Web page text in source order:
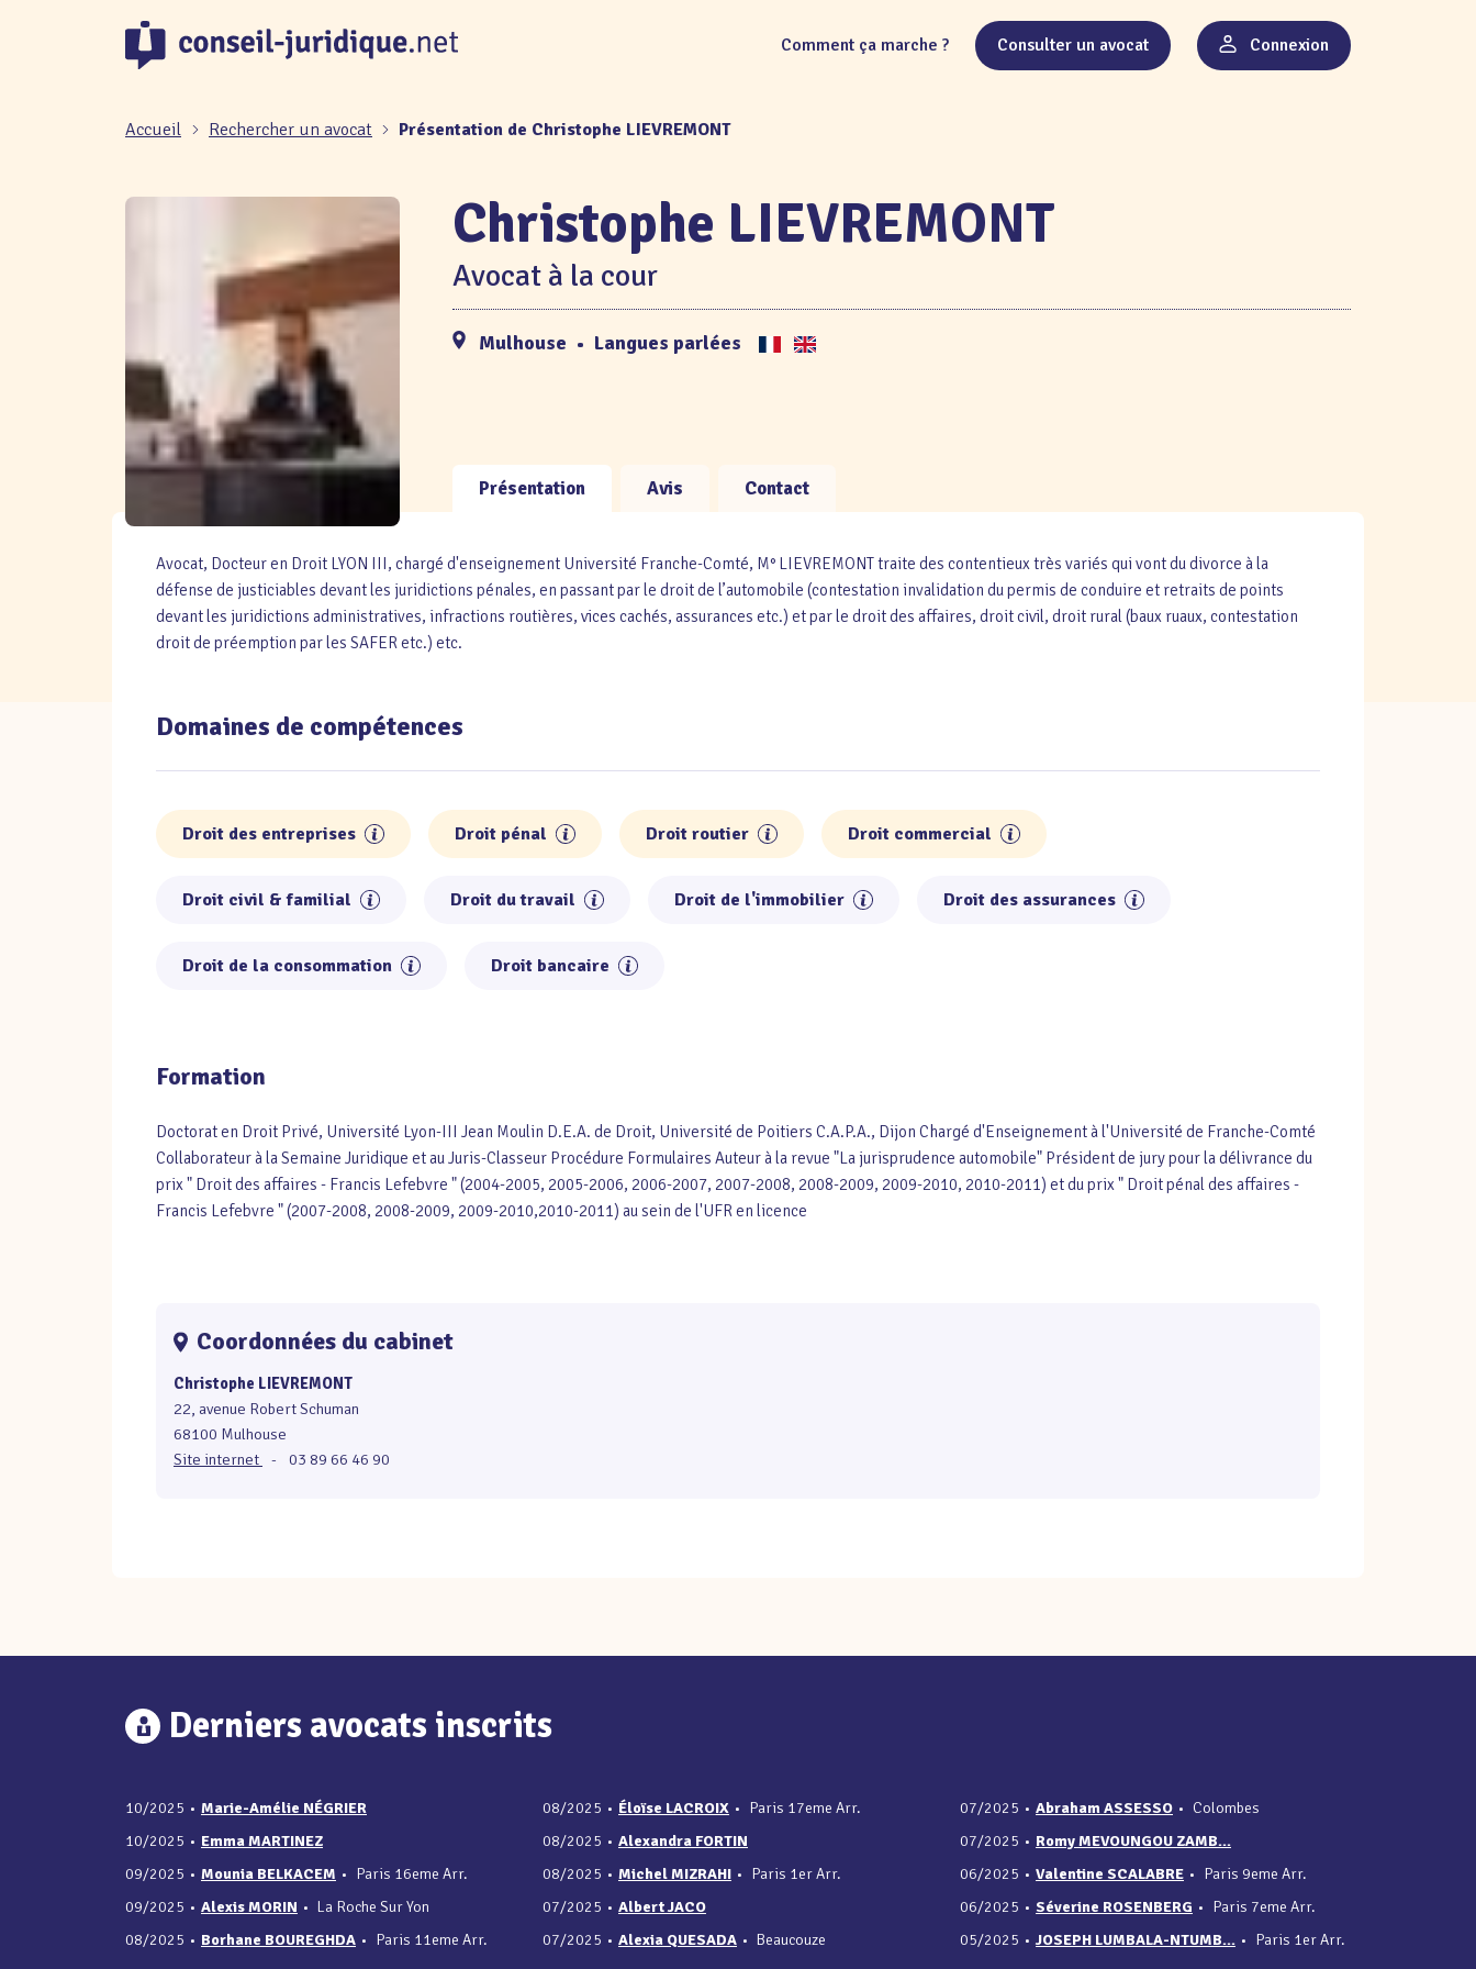
Comment ça marche ? Consulter un avocat Connexion
Accueil Rechercher un avocat Présentation de Christophe LIEVREMONT
Christophe LIEVREMONT
Avocat à la cour
Mulhouse • Langues parlées
Présentation Avis Contact
Avocat, Docteur en Droit LYON III, chargé d'enseignement Université Franche-Comté, M° LIEVREMONT traite des contentieux très variés qui vont du divorce à la
défense de justiciables devant les juridictions pénales, en passant par le droit de l’automobile (contestation invalidation du permis de conduire et retraits de points
devant les juridictions administratives, infractions routières, vices cachés, assurances etc.) et par le droit des affaires, droit civil, droit rural (baux ruaux, contestation
droit de préemption par les SAFER etc.) etc.
Domaines de compétences
Droit des entreprises Droit pénal Droit routier Droit commercial
Droit civil & familial Droit du travail Droit de l'immobilier Droit des assurances
Droit de la consommation Droit bancaire
Formation
Doctorat en Droit Privé, Université Lyon-III Jean Moulin D.E.A. de Droit, Université de Poitiers C.A.P.A., Dijon Chargé d'Enseignement à l'Université de Franche-Comté
Collaborateur à la Semaine Juridique et au Juris-Classeur Procédure Formulaires Auteur à la revue "La jurisprudence automobile" Président de jury pour la délivrance du
prix " Droit des affaires - Francis Lefebvre " (2004-2005, 2005-2006, 2006-2007, 2007-2008, 2008-2009, 2009-2010, 2010-2011) et du prix " Droit pénal des affaires -
Francis Lefebvre " (2007-2008, 2008-2009, 2009-2010,2010-2011) au sein de l'UFR en licence
Coordonnées du cabinet
Christophe LIEVREMONT
22, avenue Robert Schuman
68100 Mulhouse
Site internet
- 03 89 66 46 90
Derniers avocats inscrits
10/2025 • Marie-Amélie NÉGRIER
10/2025 • Emma MARTINEZ
09/2025 • Mounia BELKACEM • Paris 16eme Arr.
09/2025 • Alexis MORIN • La Roche Sur Yon
08/2025 • Borhane BOUREGHDA • Paris 11eme Arr.
08/2025 • Éloïse LACROIX • Paris 17eme Arr.
08/2025 • Alexandra FORTIN
08/2025 • Michel MIZRAHI • Paris 1er Arr.
07/2025 • Albert JACO
07/2025 • Alexia QUESADA • Beaucouze
07/2025 • Abraham ASSESSO • Colombes
07/2025 • Romy MEVOUNGOU ZAMB...
06/2025 • Valentine SCALABRE • Paris 9eme Arr.
06/2025 • Séverine ROSENBERG • Paris 7eme Arr.
05/2025 • JOSEPH LUMBALA-NTUMB... • Paris 1er Arr.